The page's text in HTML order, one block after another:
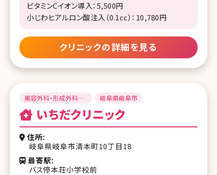
ビタミンCイオン導入：5,500円
小じわヒアルロン酸注入（0.1cc）：10,780円
クリニックの詳細を見る
美容外科・形成外科・
皮膚科・整形外科
岐阜県岐阜市
いちだクリニック
住所
岐阜県岐阜市清本町10丁目18
最寄駅
バス停本荘小学校前